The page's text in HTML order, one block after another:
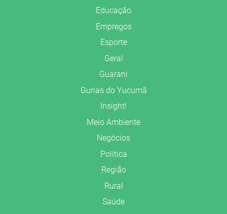
Educação
Empregos
Esporte
Geral
Guarani
Gurias do Yucumã
Insight!
Meio Ambiente
Negócios
Política
Região
Rural
Saúde